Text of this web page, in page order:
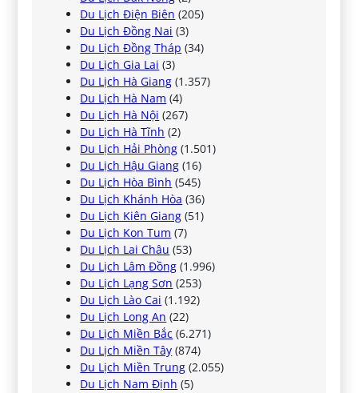
Du Lịch Điện Biên (205)
Du Lịch Đồng Nai (3)
Du Lịch Đồng Tháp (34)
Du Lịch Gia Lai (3)
Du Lịch Hà Giang (1.357)
Du Lịch Hà Nam (4)
Du Lịch Hà Nội (267)
Du Lịch Hà Tĩnh (2)
Du Lịch Hải Phòng (1.501)
Du Lịch Hậu Giang (16)
Du Lịch Hòa Bình (545)
Du Lịch Khánh Hòa (36)
Du Lịch Kiên Giang (51)
Du Lịch Kon Tum (7)
Du Lịch Lai Châu (53)
Du Lịch Lâm Đồng (1.996)
Du Lịch Lạng Sơn (253)
Du Lịch Lào Cai (1.192)
Du Lịch Long An (22)
Du Lịch Miền Bắc (6.271)
Du Lịch Miền Tây (874)
Du Lịch Miền Trung (2.055)
Du Lịch Nam Định (5)